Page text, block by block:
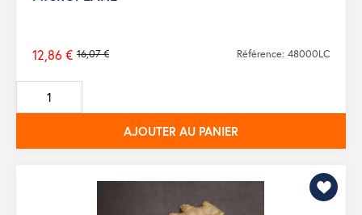
Prix
de
base
16,07 €
12,86 € Référence: 48000LC
AJOUTER AU PANIER